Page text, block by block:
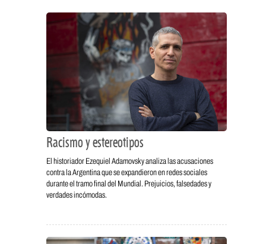
Racismo y estereotipos
El historiador Ezequiel Adamovsky analiza las acusaciones
contra la Argentina que se expandieron en redes sociales
durante el tramo final del Mundial. Prejuicios, falsedades y
verdades incómodas.